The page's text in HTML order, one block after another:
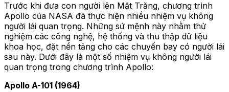
Trước khi đưa con người lên Mặt Trăng, chương trình
Apollo của NASA đã thực hiện nhiều nhiệm vụ không
người lái quan trọng. Những sứ mệnh này nhằm thử
nghiệm các công nghệ, hệ thống và thu thập dữ liệu
khoa học, đặt nền tảng cho các chuyến bay có người lái
sau này. Dưới đây là một số nhiệm vụ không người lái
quan trọng trong chương trình Apollo:
Apollo A-101 (1964)